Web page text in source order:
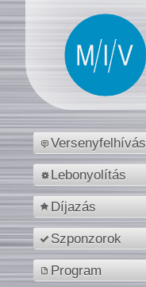
Versenyfelhívás
Lebonyolítás
Díjazás
Szponzorok
Program